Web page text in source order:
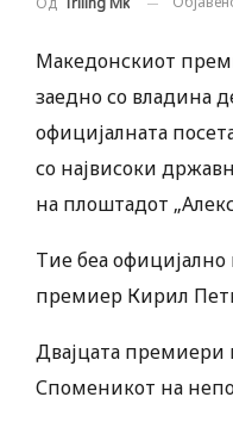
Македонскиот
заедно со владина
официјалната
со највисоки
на плоштадот
Тие беа
премиер Кирил
Двајцата
Споменикот на